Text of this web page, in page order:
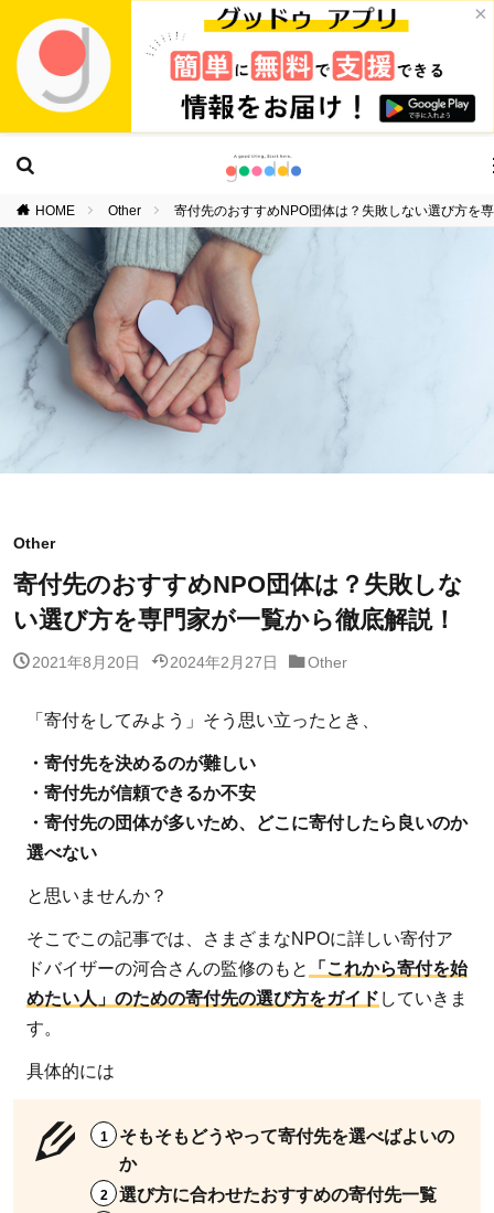
×
HOME Other 寄付先のおすすめNPO団体は？失敗しない選び方を
Other
寄付先のおすすめNPO団体は？失敗しな
い選び方を専門家が一覧から徹底解説！
2021年8月20日 2024年2月27日 Other
「寄付をしてみよう」そう思い立ったとき、
・寄付先を決めるのが難しい
・寄付先が信頼できるか不安
・寄付先の団体が多いため、どこに寄付したら良いのか
選べない
と思いませんか？
そこでこの記事では、さまざまなNPOに詳しい寄付ア
ドバイザーの河合さんの監修のもと
「これから寄付を始
めたい人」のための寄付先の選び方をガイド していきま
す。
具体的には
そもそもどうやって寄付先を選べばよいの
か
選び方に合わせたおすすめの寄付先一覧